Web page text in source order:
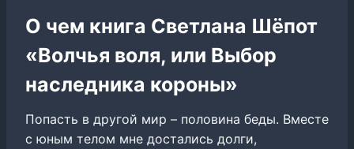
О чем книга Светлана Шёпот
«Волчья воля, или Выбор
наследника короны»
Попасть в другой мир – половина беды. Вместе
с юным телом мне достались долги,